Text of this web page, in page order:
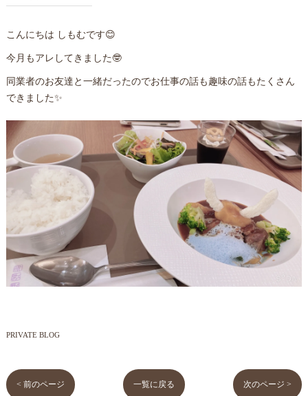
こんにちは しもむです😊
今月もアレしてきました🤓
同業者のお友達と一緒だったのでお仕事の話も趣味の話もたくさん
できました✨️
PRIVATE BLOG
< 前のページ 一覧に戻る 次のページ >